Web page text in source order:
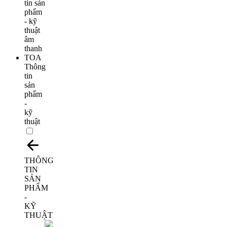
Thông
tin
sản
phẩm
-
kỹ
thuật
THÔNG
TIN
SẢN
PHẨM
-
KỸ
THUẬT